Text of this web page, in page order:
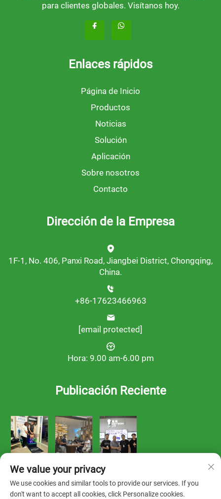
para clientes globales. Visítanos hoy.
Enlaces rápidos
Página de Inicio
Productos
Noticias
Solución
Aplicación
Sobre nosotros
Contacto
Dirección de la Empresa
1F-1, No. 406, Panxi Road, Jiangbei District, Chongqing,
China.
+86-17623466963
[email protected]
Hora: 9.00 am-6.00 pm
Publicación Reciente
We value your privacy
We use cookies and similar tools to provide our services. If you
don't want to accept all cookies, click Personalize cookies.